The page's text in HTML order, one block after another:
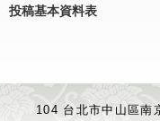
投稿基本資料表
104 台北市中山區